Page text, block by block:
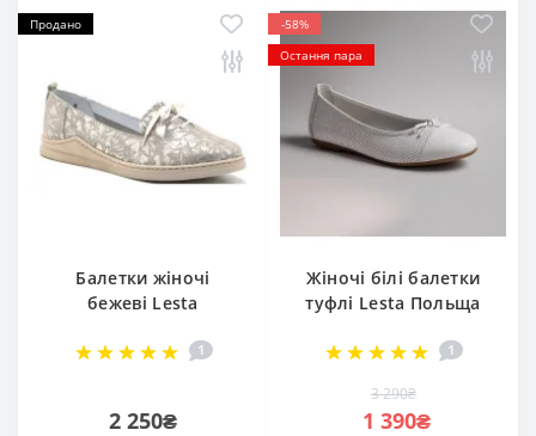
Продано
Балетки жіночі
бежеві Lesta
7666 4654
1
2 250₴
-58%
Остання пара
Жіночі білі балетки
туфлі Lesta Польща
4103 з натуральної
фабрики
1
3 290₴
1 390₴